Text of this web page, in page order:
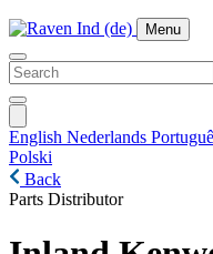
Menu
English Nederlands
Polski
Back
Parts Distributor